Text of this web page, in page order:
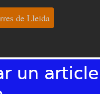
de Lleida